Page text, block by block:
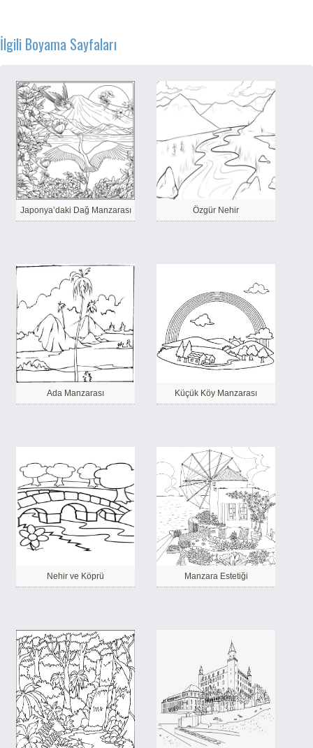
İlgili Boyama Sayfaları
Japonya’daki Dağ Manzarası Özgür Nehir
Ada Manzarası Küçük Köy Manzarası
Nehir ve Köprü Manzara Estetiği